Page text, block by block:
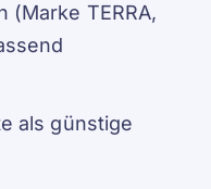
(Marke TERRA,
als günstige